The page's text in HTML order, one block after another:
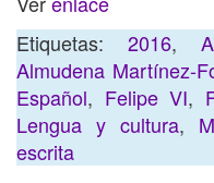
Etiquetas: 2016,
Almudena Martínez-
Español, Felipe VI,
Lengua y cultura,
escrita